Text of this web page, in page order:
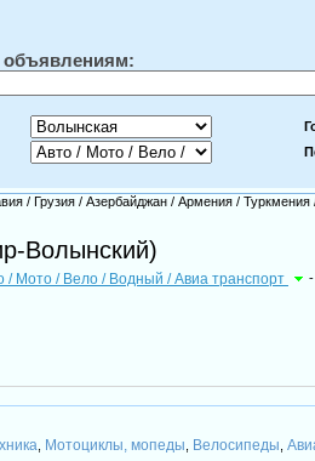
объявлениям:
/ Грузия / Азербайджан / Армения / Туркмения
Волынский)
/ Мото / Вело / Водный / Авиа транспорт -
Мотоциклы, мопеды Велосипеды ,